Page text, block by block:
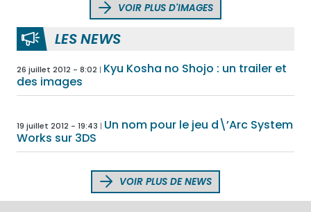
VOIR PLUS D'IMAGES
LES NEWS
26 juillet 2012 - 8:02
Kyu Kosha no Shojo : un trailer et
des images
19 juillet 2012 - 19:43
Un nom pour le jeu d\’Arc System
Works sur 3DS
VOIR PLUS DE NEWS